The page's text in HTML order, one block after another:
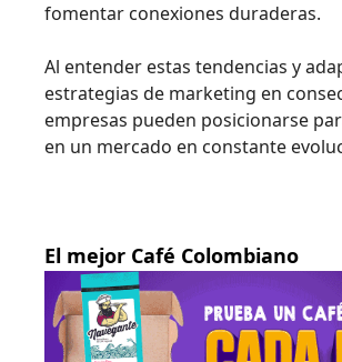
fomentar conexiones duraderas.
Al entender estas tendencias y
estrategias de marketing en
empresas pueden posicionarse
en un mercado en constante
El mejor Café Colombiano